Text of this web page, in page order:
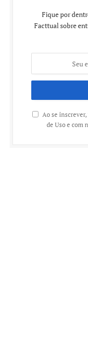
Fique por
Facttual sobre
Ao se
de Uso e com